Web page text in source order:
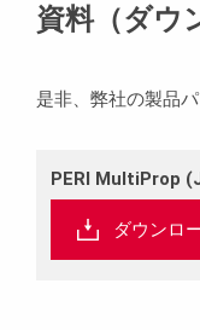
資料（ダウ
是非、弊社の製品
PERI MultiProp
ダウンロ